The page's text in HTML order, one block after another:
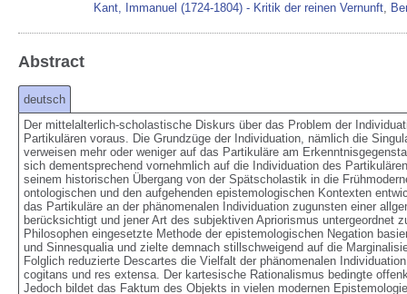
Kant, Immanuel (1724-1804) - Kritik der reinen Vernunft,
Abstract
deutsch
Der mittelalterlich-scholastische Diskurs über das Problem der
Partikulären voraus. Die Grundzüge der Individuation, nämlich die
verweisen mehr oder weniger auf das Partikuläre am
sich dementsprechend vornehmlich auf die Individuation des
seinem historischen Übergang von der Spätscholastik in die
ontologischen und den aufgehenden epistemologischen Kontexten
das Partikuläre an der phänomenalen Individuation zugunsten einer
berücksichtigt und jener Art des subjektiven Apriorismus
Philosophen eingesetzte Methode der epistemologischen Negation
und Sinnesqualia und zielte demnach stillschweigend auf die
Folglich reduzierte Descartes die Vielfalt der phänomenalen
cogitans und res extensa. Der kartesische Rationalismus bedingte
Jedoch bildet das Faktum des Objekts in vielen modernen